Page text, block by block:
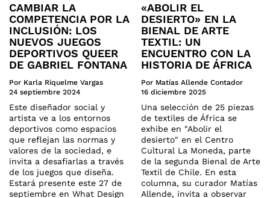
CAMBIAR LA
COMPETENCIA POR LA
INCLUSIÓN: LOS
NUEVOS JUEGOS
DEPORTIVOS QUEER
DE GABRIEL FONTANA
Por Karla Riquelme Vargas
24 septiembre 2024
Este diseñador social y
artista ve a los entornos
deportivos como espacios
que reflejan las normas y
valores de la sociedad, e
invita a desafiarlas a través
de los juegos que diseña.
Estará presente este 27 de
septiembre en What Design
«ABOLIR EL
DESIERTO» EN LA
BIENAL DE ARTE
TEXTIL: UN
ENCUENTRO CON LA
HISTORIA DE ÁFRICA
Por Matías Allende Contador
16 diciembre 2025
Una selección de 25 piezas
de textiles de África se
exhibe en "Abolir el
desierto" en el Centro
Cultural La Moneda, parte
de la segunda Bienal de Arte
Textil de Chile. En esta
columna, su curador Matías
Allende, invita a observar